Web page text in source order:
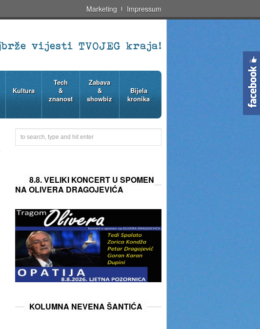
Marketing Impressum
Kultura
Tech
&
znanost
Zabava
&
showbiz
Bijela
kronika
8.8. VELIKI KONCERT U SPOMEN
NA OLIVERA DRAGOJEVIĆA
KOLUMNA NEVENA ŠANTIĆA